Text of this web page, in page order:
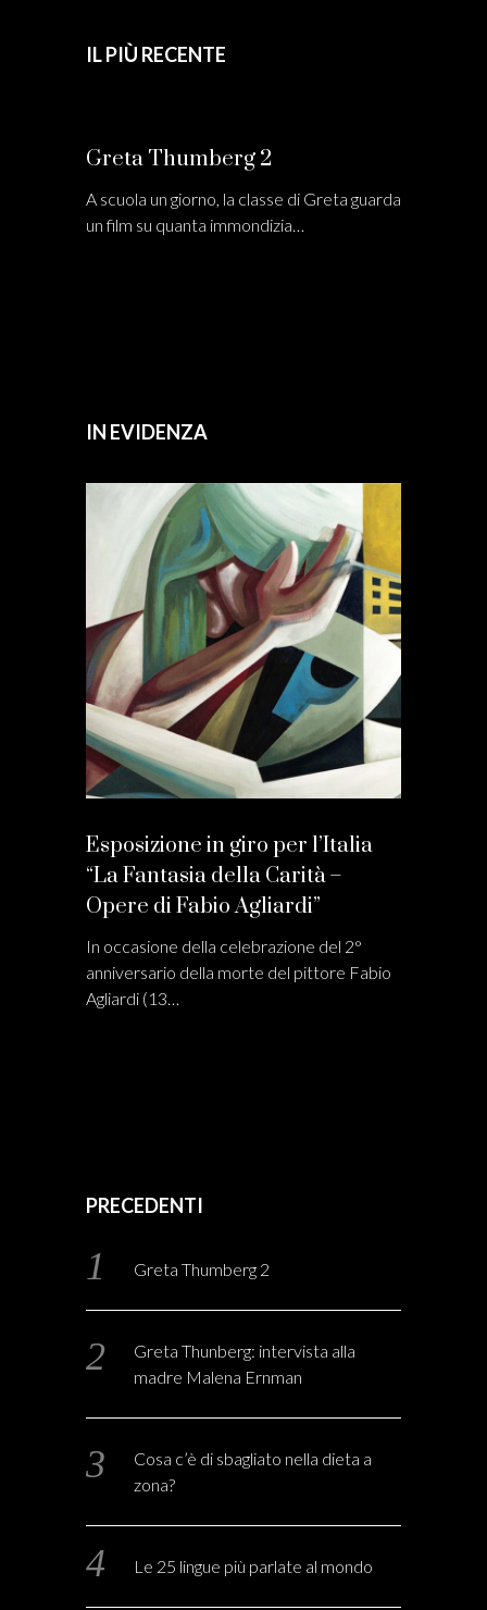
IL PIÙ RECENTE
Greta Thumberg 2
A scuola un giorno, la classe di Greta guarda
un film su quanta immondizia…
IN EVIDENZA
Esposizione in giro per l’Italia
“La Fantasia della Carità –
Opere di Fabio Agliardi”
In occasione della celebrazione del 2°
anniversario della morte del pittore Fabio
Agliardi (13…
PRECEDENTI
Greta Thumberg 2
Greta Thunberg: intervista alla
madre Malena Ernman
Cosa c’è di sbagliato nella dieta a
zona?
Le 25 lingue più parlate al mondo